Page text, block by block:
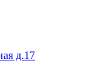
д.17